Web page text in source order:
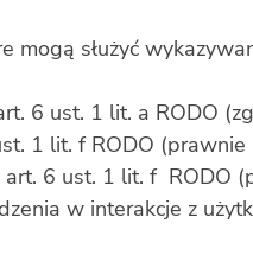
mogą służyć
6 ust. 1 lit. a RODO
1 lit. f RODO
6 ust. 1 lit. f RODO
w interakcje z